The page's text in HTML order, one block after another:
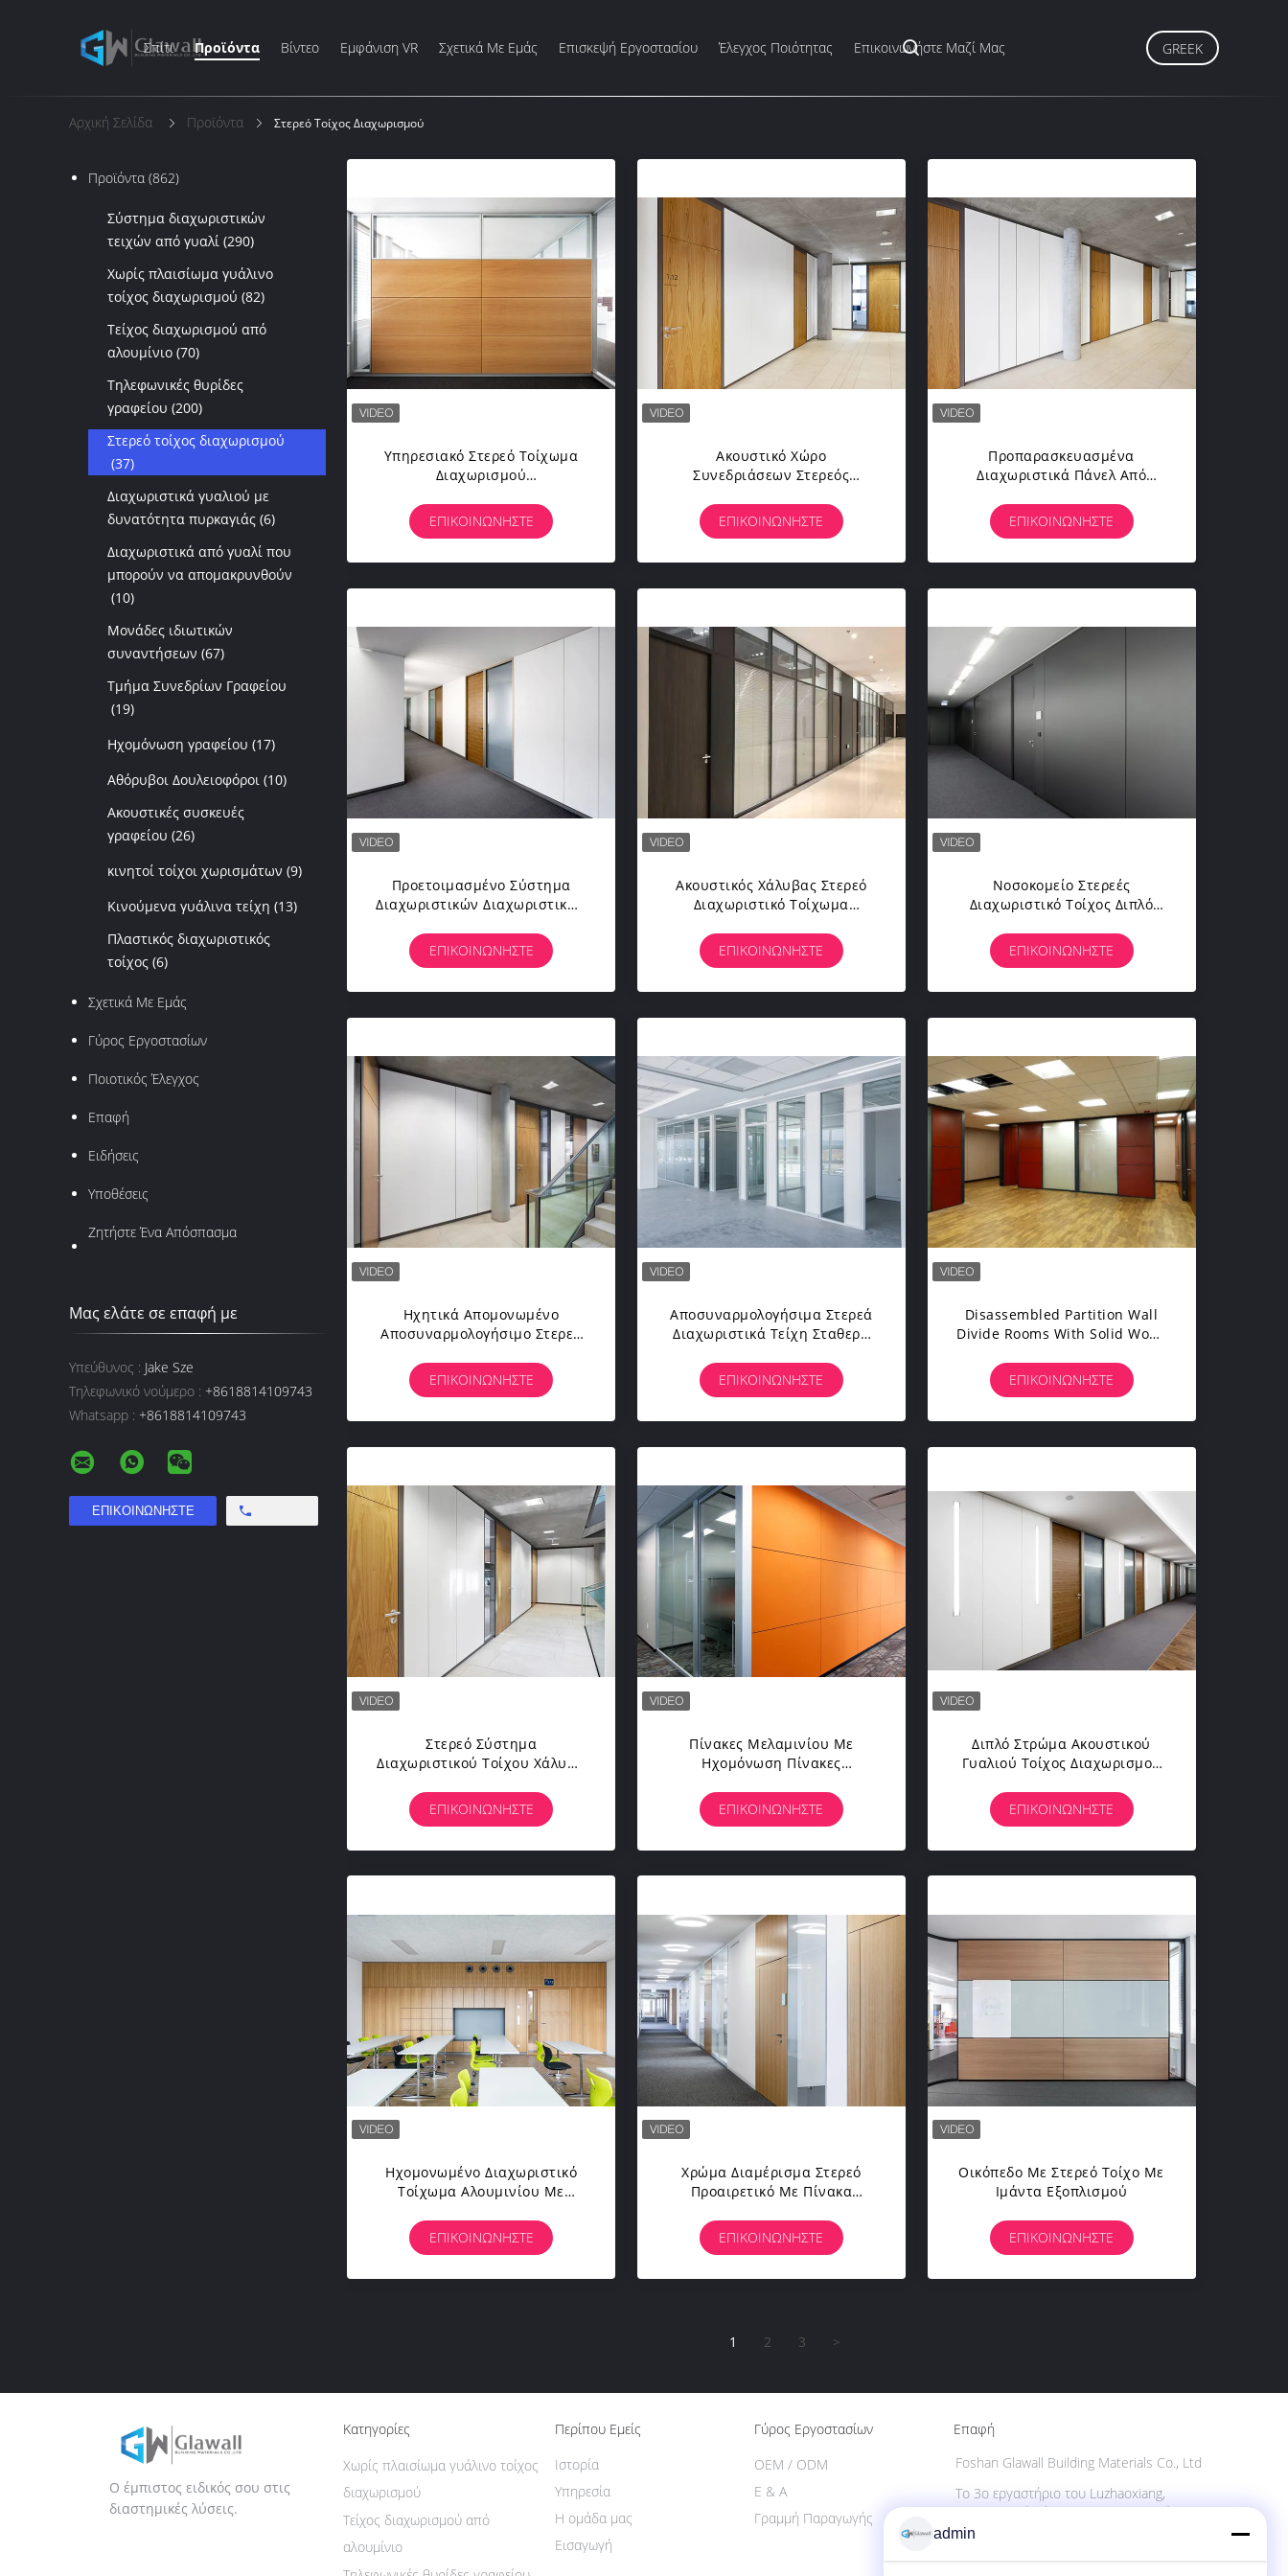
Σπίτι Προϊόντα Βίντεο Εμφάνιση VR Σχετικά Με Εμάς Επισκεψή Εργοστασίου Έλεγχος Ποιότητας Επικοινωνήστε Μαζί Μας GREEK
Αρχική Σελίδα Προϊόντα Στερεό Τοίχος Διαχωρισμού
Προϊόντα (862)
Σύστημα διαχωριστικών
τειχών από γυαλί (290)
Χωρίς πλαισίωμα γυάλινο
τοίχος διαχωρισμού (82)
Τείχος διαχωρισμού από
αλουμίνιο (70)
Τηλεφωνικές θυρίδες
γραφείου (200)
Στερεό τοίχος διαχωρισμού
(37)
Διαχωριστικά γυαλιού με
δυνατότητα πυρκαγιάς (6)
Διαχωριστικά από γυαλί που
μπορούν να απομακρυνθούν
(10)
Μονάδες ιδιωτικών
συναντήσεων (67)
Τμήμα Συνεδρίων Γραφείου
(19)
Ηχομόνωση γραφείου (17)
Αθόρυβοι Δουλειοφόροι (10)
Ακουστικές συσκευές
γραφείου (26)
κινητοί τοίχοι χωρισμάτων (9)
Κινούμενα γυάλινα τείχη (13)
Πλαστικός διαχωριστικός
τοίχος (6)
Σχετικά Με Εμάς
Γύρος Εργοστασίων
Ποιοτικός Έλεγχος
Επαφή
Ειδήσεις
Υποθέσεις
Ζητήστε Ένα Απόσπασμα
Μας ελάτε σε επαφή με
Υπεύθυνος : Jake Sze
Τηλεφωνικό νούμερο : +8618814109743
Whatsapp : +8618814109743
Υπηρεσιακό Στερεό Τοίχωμα
Διαχωρισμού
Προκατασκευασμένα Πάνελ
Τοίχου Διαχωρισμού
ΕΠΙΚΟΙΝΩΝΉΣΤΕ
Ακουστικό Χώρο
Συνεδριάσεων Στερεός
Ζυγισμένα Συστήματα
Διαχωριστικών Τοίχων
ΕΠΙΚΟΙΝΩΝΉΣΤΕ
Προπαρασκευασμένα
Διαχωριστικά Πάνελ Από
ΕΠΙΚΟΙΝΩΝΉΣΤΕ
Προετοιμασμένο Σύστημα
Διαχωριστικών Διαχωριστικών
Διαχωριστικών
ΕΠΙΚΟΙΝΩΝΉΣΤΕ
Ακουστικός Χάλυβας Στερεό
Διαχωριστικό Τοίχωμα
Αποσυναρμολογήσιμα Γυάλινα
Διαχωριστικά Γραφείου
ΕΠΙΚΟΙΝΩΝΉΣΤΕ
Νοσοκομείο Στερεές
Διαχωριστικό Τοίχος Διπλό
Ηχομονωμένες Διαχωριστικές
Για Γραφεία
ΕΠΙΚΟΙΝΩΝΉΣΤΕ
Ηχητικά Απομονωμένο
Αποσυναρμολογήσιμο Στερεό
Ορίων 18 Mm Πάχος Ξύλο Από
MDF
ΕΠΙΚΟΙΝΩΝΉΣΤΕ
Αποσυναρμολογήσιμα Στερεά
Διαχωριστικά Τείχη Σταθερά
Τείχη
ΕΠΙΚΟΙΝΩΝΉΣΤΕ
Disassembled Partition Wall
Divide Rooms With Solid Wood
And Obstructing The Rooms
ΕΠΙΚΟΙΝΩΝΉΣΤΕ
Στερεό Σύστημα
Διαχωριστικού Τοίχου Χάλυβα
Αλουμινίου Αδιάβροχα Στερεά
Γραφειακά Φράγματα Για
ΕΠΙΚΟΙΝΩΝΉΣΤΕ
Πίνακες Μελαμινίου Με
Ηχομόνωση Πίνακες
Στερεά Τοιχώματα
ΕΠΙΚΟΙΝΩΝΉΣΤΕ
Διπλό Στρώμα Ακουστικού
Γυαλιού Τοίχος Διαχωρισμού
ΕΠΙΚΟΙΝΩΝΉΣΤΕ
Ηχομονωμένο Διαχωριστικό
Τοίχωμα Αλουμινίου Με
ΕΠΙΚΟΙΝΩΝΉΣΤΕ
Χρώμα Διαμέρισμα Στερεό
Προαιρετικό Με Πίνακα
Εσωτερικό
ΕΠΙΚΟΙΝΩΝΉΣΤΕ
Οικόπεδο Με Στερεό Τοίχο Με
Ιμάντα Εξοπλισμού
ΕΠΙΚΟΙΝΩΝΉΣΤΕ
1 2 3 >
Ο έμπιστος ειδικός σου στις
διαστημικές λύσεις.
Κατηγορίες
Χωρίς πλαισίωμα γυάλινο τοίχος
διαχωρισμού
Τείχος διαχωρισμού από
αλουμίνιο
Περίπου Εμείς
Εισαγωγή
Ιστορία
Υπηρεσία
Η ομάδα μας
Γύρος Εργοστασίων
Γραμμή Παραγωγής
OEM / ODM
Ε & Α
Επαφή
Foshan Glawall Building Materials Co., Ltd
Το 3ο εργαστήριο του Luzhaoxiang,
βιομηχανική ζώνη Shatou Xiqiao (νέα
περιοχή), πόλη Jiujiang, περιοχή Nanhai,
admin